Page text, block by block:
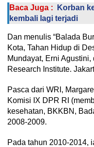
Baca Juga :
Korban
kembali lagi terjadi
Dan menulis “Balada
Kota, Tahan Hidup di
Mundayat, Erni
Research Institute.
Pasca dari WRI,
Komisi IX DPR RI
kesehatan, BKKBN,
2008-2009.
Pada tahun 2010-2014,